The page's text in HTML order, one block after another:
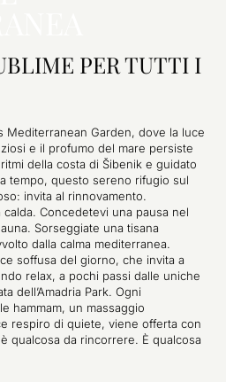
PER TUTTI I
Mediterranean Garden, dove la luce
e il profumo del mare persiste
della costa di Šibenik e guidato
tempo, questo sereno rifugio sul
invita al rinnovamento.
calda. Concedetevi una pausa nel
Sorseggiate una tisana
dalla calma mediterranea.
soffusa del giorno, che invita a
relax, a pochi passi dalle uniche
dell’Amadria Park. Ogni
hammam, un massaggio
respiro di quiete, viene offerta con
qualcosa da rincorrere. È qualcosa